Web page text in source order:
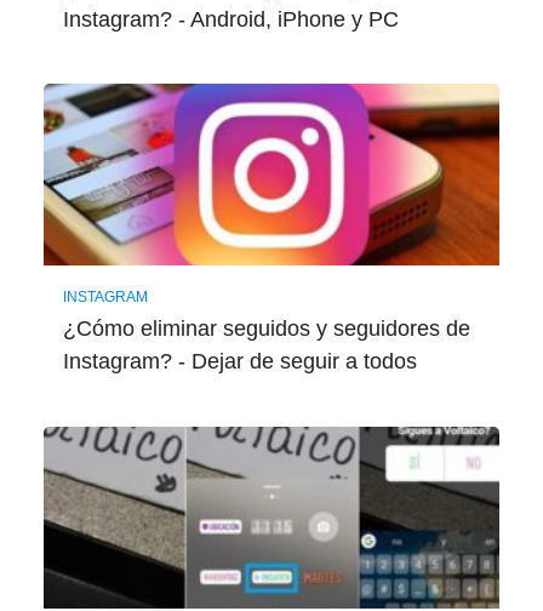
Instagram? - Android, iPhone y PC
INSTAGRAM
¿Cómo eliminar seguidos y seguidores de
Instagram? - Dejar de seguir a todos